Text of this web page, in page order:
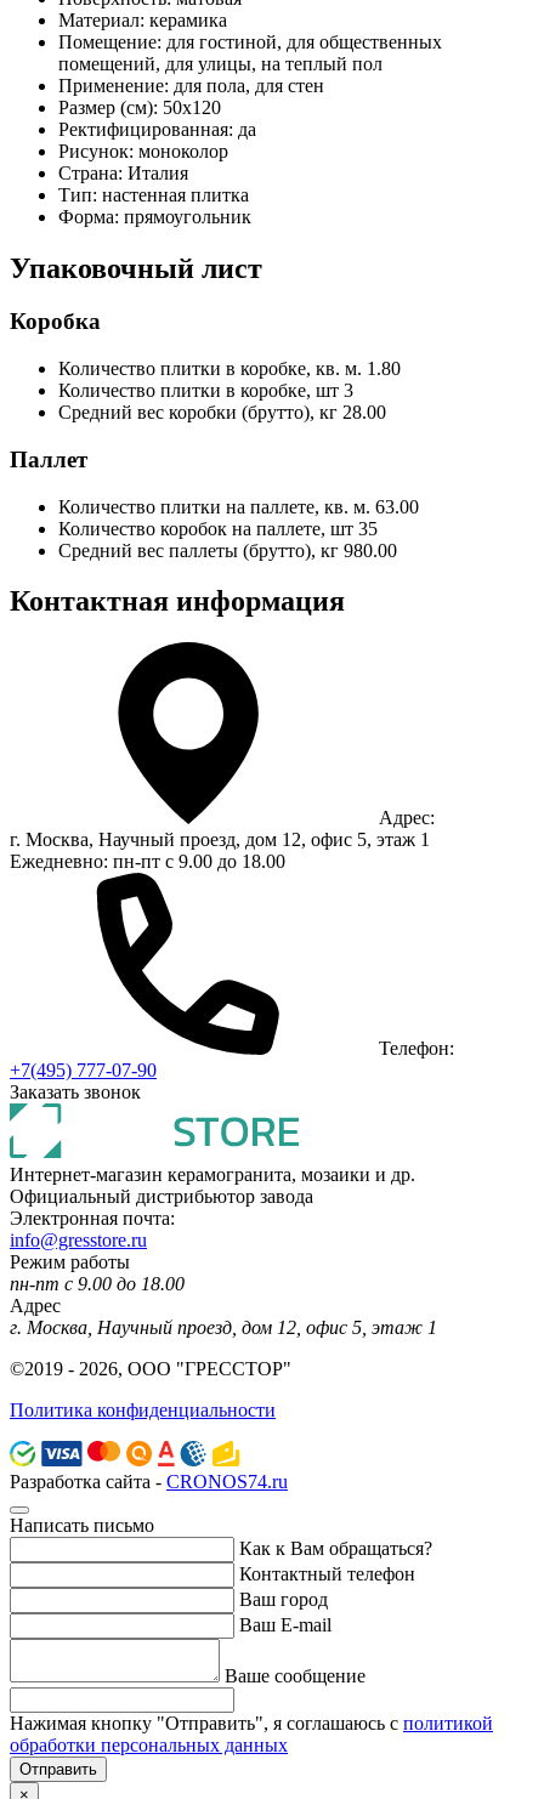
Материал: керамика
Помещение: для гостиной, для общественных
помещений, для улицы, на теплый пол
Применение: для пола, для стен
Размер (см): 50x120
Ректифицированная: да
Рисунок: моноколор
Страна: Италия
Тип: настенная плитка
Форма: прямоугольник
Упаковочный лист
Коробка
Количество плитки в коробке, кв. м. 1.80
Количество плитки в коробке, шт 3
Средний вес коробки (брутто), кг 28.00
Паллет
Количество плитки на паллете, кв. м. 63.00
Количество коробок на паллете, шт 35
Средний вес паллеты (брутто), кг 980.00
Контактная информация
Адрес:
г. Москва, Научный проезд, дом 12, офис 5, этаж 1
Ежедневно: пн-пт с 9.00 до 18.00
Телефон:
+7(495) 777-07-90
Заказать звонок
Интернет-магазин керамогранита, мозаики и др.
Официальный дистрибьютор завода
Электронная почта:
info@gresstore.ru
Режим работы
пн-пт с 9.00 до 18.00
Адрес
г. Москва, Научный проезд, дом 12, офис 5, этаж 1
©2019 - 2026, ООО "ГРЕССТОР"
Политика конфиденциальности
Разработка сайта - CRONOS74.ru
Написать письмо
Как к Вам обращаться?
Контактный телефон
Ваш город
Ваш E-mail
Ваше сообщение
Нажимая кнопку "Отправить", я соглашаюсь с политикой
обработки персональных данных
Отправить
×